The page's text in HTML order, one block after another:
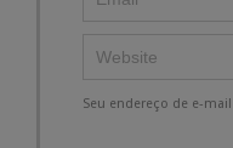
Seu endereço de e-